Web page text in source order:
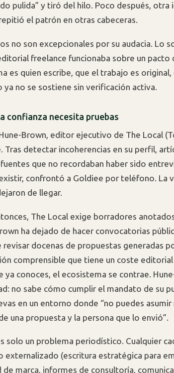
pulida” y tiró del hilo. Poco después,
el patrón en otras cabeceras.
no son excepcionales por su audacia. Lo
freelance funcionaba sobre un
es quien escribe, que el trabajo es
ya no se sostiene sin verificación activa.
confianza necesita pruebas
Brown, editor ejecutivo de The Local
Tras detectar incoherencias en su perfil,
que no recordaban haber sido
confrontó a Goldiee por teléfono. La
de llegar.
The Local exige borradores
ha dejado de hacer convocatorias
revisar docenas de propuestas generadas
comprensible que tiene un coste
ya conoces, el ecosistema se contrae.
no sabe cómo cumplir el mandato de su
en un entorno donde “no puedes
una propuesta y la persona que lo envió”.
solo un problema periodístico. Cualquier
externalizado (escritura estratégica para
de marca, informes de consultoría,